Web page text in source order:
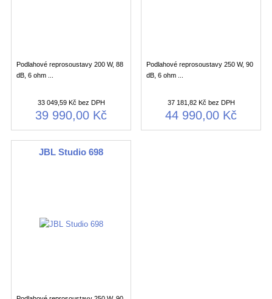
Podlahové reprosoustavy 200 W, 88
dB, 6 ohm ...
33 049,59 Kč bez DPH
39 990,00 Kč
Podlahové reprosoustavy 250 W, 90
dB, 6 ohm ...
37 181,82 Kč bez DPH
44 990,00 Kč
JBL Studio 698